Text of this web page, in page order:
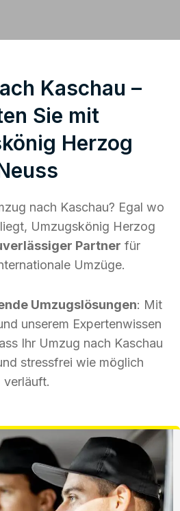
Kaschau –
Sie mit
Herzog
nach Kaschau? Egal wo
Umzugskönig Herzog
Partner für
Umzüge.
Umzugslösungen: Mit
unserem Expertenwissen
Ihr Umzug nach Kaschau
stressfrei wie möglich
verläuft.